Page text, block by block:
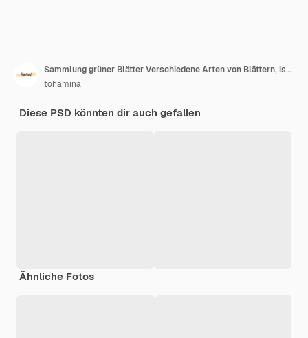
Sammlung grüner Blätter Verschiedene Arten von Blättern, isoliert auf durchsichtigem Hintergrund
tohamina
Diese PSD könnten dir auch gefallen
Ähnliche Fotos